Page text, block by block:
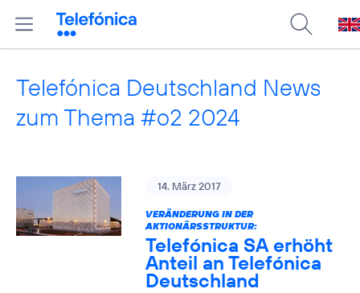
Telefónica Deutschland News
zum Thema #o2 2024
14. März 2017
VERÄNDERUNG IN DER
AKTIONÄRSSTRUKTUR:
Telefónica SA erhöht
Anteil an Telefónica
Deutschland